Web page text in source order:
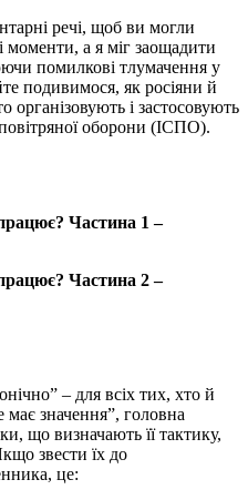
речі, щоб ви могли
моменти, а я міг заощадити
помилкові тлумачення у
подивимося, як росіяни й
і застосовують
оборони (ІСПО).
Частина 1 –
Частина 2 –
– для всіх тих, хто й
має значення”, головна
що визначають її тактику,
звести їх до
це: